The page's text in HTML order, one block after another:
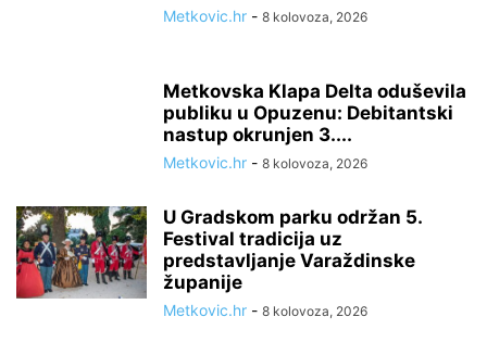
Metkovic.hr - 8 kolovoza, 2026
Metkovska Klapa Delta oduševila
publiku u Opuzenu: Debitantski
nastup okrunjen 3....
Metkovic.hr - 8 kolovoza, 2026
U Gradskom parku održan 5.
Festival tradicija uz
predstavljanje Varaždinske
županije
Metkovic.hr - 8 kolovoza, 2026